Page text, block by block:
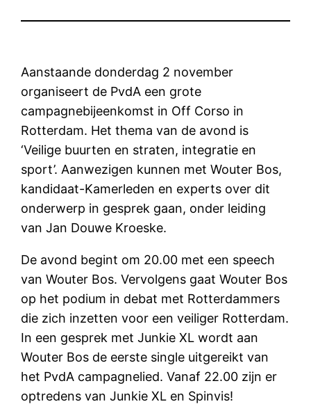
Aanstaande donderdag 2 november
organiseert de PvdA een grote
campagnebijeenkomst in Off Corso in
Rotterdam. Het thema van de avond is
‘Veilige buurten en straten, integratie en
sport’. Aanwezigen kunnen met Wouter Bos,
kandidaat-Kamerleden en experts over dit
onderwerp in gesprek gaan, onder leiding
van Jan Douwe Kroeske.
De avond begint om 20.00 met een speech
van Wouter Bos. Vervolgens gaat Wouter Bos
op het podium in debat met Rotterdammers
die zich inzetten voor een veiliger Rotterdam.
In een gesprek met Junkie XL wordt aan
Wouter Bos de eerste single uitgereikt van
het PvdA campagnelied. Vanaf 22.00 zijn er
optredens van Junkie XL en Spinvis!